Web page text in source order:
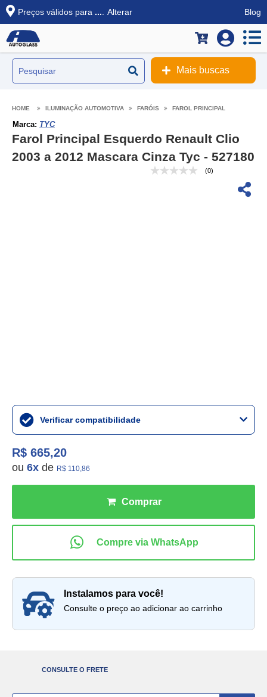
Preços válidos para ... Alterar Blog
Mais buscas
ILUMINAÇÃO AUTOMOTIVA FARÓIS FAROL PRINCIPAL
Marca: TYC
Farol Principal Esquerdo Renault Clio
2003 a 2012 Mascara Cinza Tyc - 527180
(0)
Verificar compatibilidade
R$ 665,20
ou 6x de R$ 110,86
instalamos para você!
Consulte o preço ao adicionar ao carrinho
CONSULTE O FRETE